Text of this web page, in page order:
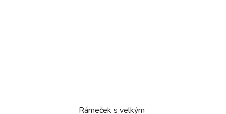
Rámeček s velkým